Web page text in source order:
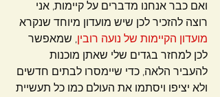
ואם כבר אנחנו מדברים על קיימות, אני
רוצה להזכיר לכן שיש מועדון מיוחד שנקרא
מועדון הקיימות של נועה רובין, שמאפשר
לכן למחזר בגדים שלי שאתן מוכנות
להעביר הלאה, כדי שיימסרו לבתים חדשים
ולא יציפו ויסתמו את העולם כמו כל תעשיית